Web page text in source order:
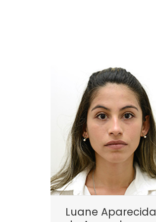
Luane Aparecida